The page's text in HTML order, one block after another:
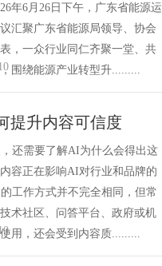
年6月26日下午，广东省能源运
汇聚广东省能源局领导、协会
，一众行业同仁齐聚一堂、共
围绕能源产业转型升.........
提升内容可信度
还需要了解AI为什么会得出这
容正在影响AI对行业和品牌的
工作方式并不完全相同，但常
术社区、问答平台、政府或机
用，还会受到内容质.........